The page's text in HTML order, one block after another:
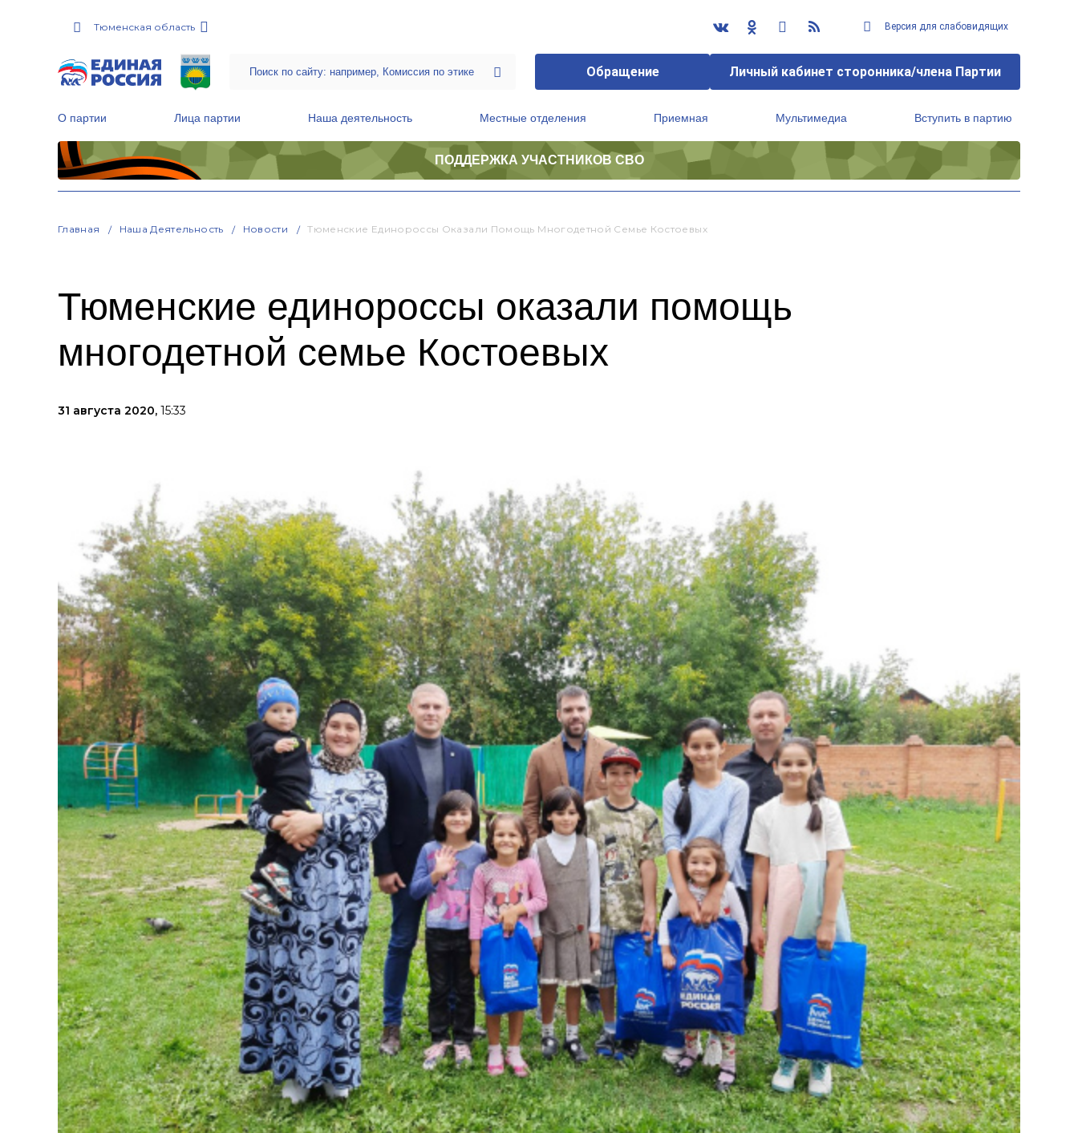
Тюменская область Версия для слабовидящих
Обращение Личный кабинет сторонника/члена Партии
О партии Лица партии Наша деятельность Местные отделения Приемная Мультимедиа Вступить в партию
ПОДДЕРЖКА УЧАСТНИКОВ СВО
Главная Наша Деятельность Новости Тюменские Единороссы Оказали Помощь Многодетной Семье Костоевых
Тюменские единороссы оказали помощь
многодетной семье Костоевых
31 августа 2020, 15:33